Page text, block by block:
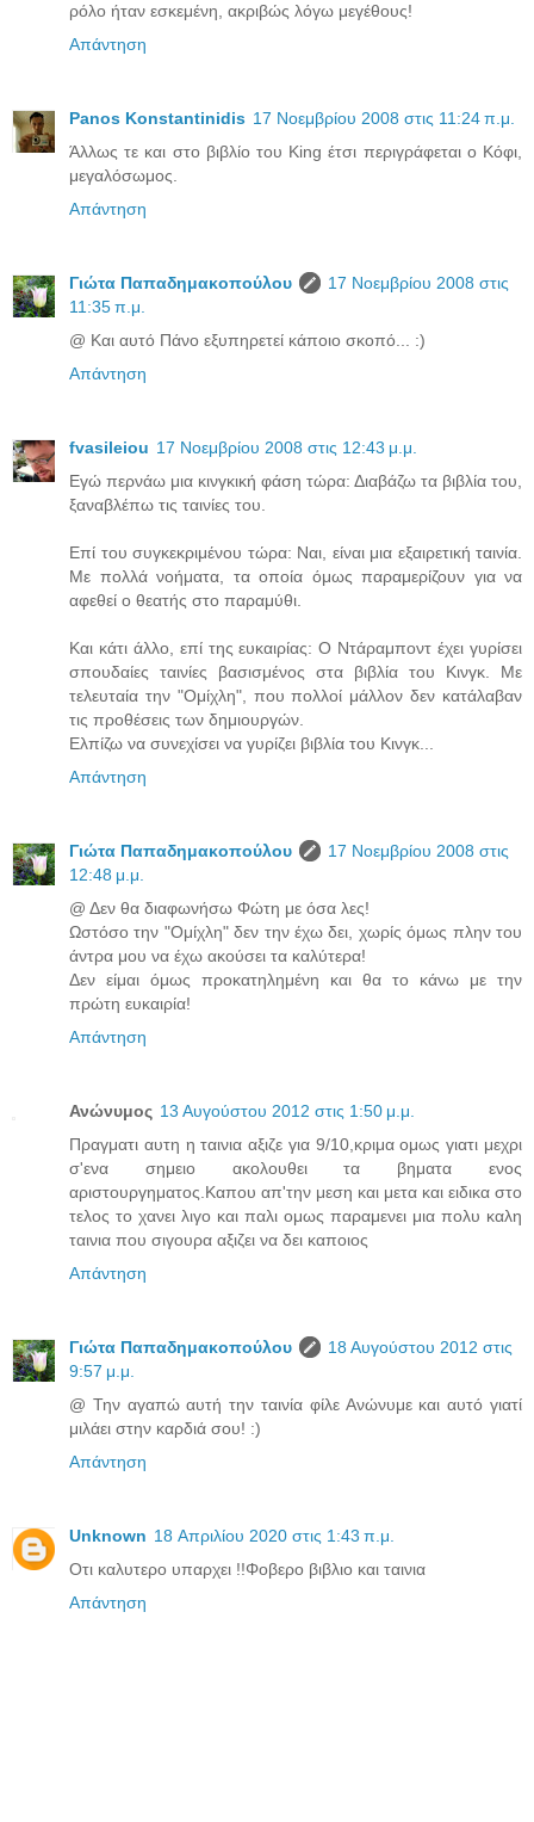
ρόλο ήταν εσκεμένη, ακριβώς λόγω μεγέθους!
Απάντηση
Panos Konstantinidis 17 Νοεμβρίου 2008 στις 11:24 π.μ.
Άλλως τε και στο βιβλίο του King έτσι περιγράφεται ο Κόφι,
μεγαλόσωμος.
Απάντηση
Γιώτα Παπαδημακοπούλου
17 Νοεμβρίου 2008 στις
11:35 π.μ.
@ Και αυτό Πάνο εξυπηρετεί κάποιο σκοπό... :)
Απάντηση
fvasileiou 17 Νοεμβρίου 2008 στις 12:43 μ.μ.
Εγώ περνάω μια κινγκική φάση τώρα: Διαβάζω τα βιβλία του,
ξαναβλέπω τις ταινίες του.
Επί του συγκεκριμένου τώρα: Ναι, είναι μια εξαιρετική ταινία.
Με πολλά νοήματα, τα οποία όμως παραμερίζουν για να
αφεθεί ο θεατής στο παραμύθι.
Και κάτι άλλο, επί της ευκαιρίας: Ο Ντάραμποντ έχει γυρίσει
σπουδαίες ταινίες βασισμένος στα βιβλία του Κινγκ. Με
τελευταία την "Ομίχλη", που πολλοί μάλλον δεν κατάλαβαν
τις προθέσεις των δημιουργών.
Ελπίζω να συνεχίσει να γυρίζει βιβλία του Κινγκ...
Απάντηση
Γιώτα Παπαδημακοπούλου
17 Νοεμβρίου 2008 στις
12:48 μ.μ.
@ Δεν θα διαφωνήσω Φώτη με όσα λες!
Ωστόσο την "Ομίχλη" δεν την έχω δει, χωρίς όμως πλην του
άντρα μου να έχω ακούσει τα καλύτερα!
Δεν είμαι όμως προκατηλημένη και θα το κάνω με την
πρώτη ευκαιρία!
Απάντηση
Ανώνυμος 13 Αυγούστου 2012 στις 1:50 μ.μ.
Πραγματι αυτη η ταινια αξιζε για 9/10,κριμα ομως γιατι μεχρι
σ'ενα σημειο ακολουθει τα βηματα ενος
αριστουργηματος.Καπου απ'την μεση και μετα και ειδικα στο
τελος το χανει λιγο και παλι ομως παραμενει μια πολυ καλη
ταινια που σιγουρα αξιζει να δει καποιος
Απάντηση
Γιώτα Παπαδημακοπούλου
18 Αυγούστου 2012 στις
9:57 μ.μ.
@ Την αγαπώ αυτή την ταινία φίλε Ανώνυμε και αυτό γιατί
μιλάει στην καρδιά σου! :)
Απάντηση
Unknown 18 Απριλίου 2020 στις 1:43 π.μ.
Οτι καλυτερο υπαρχει !!Φοβερο βιβλιο και ταινια
Απάντηση